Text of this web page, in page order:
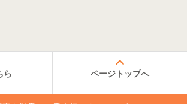
ら ページトップへ